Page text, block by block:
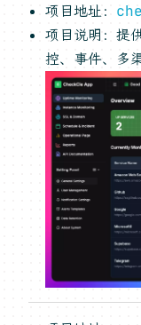
项目地址：
项目说明：提
控、事件、多